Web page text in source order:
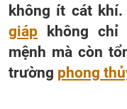
không ít cát
giáp không chỉ
mệnh mà còn
trường phong